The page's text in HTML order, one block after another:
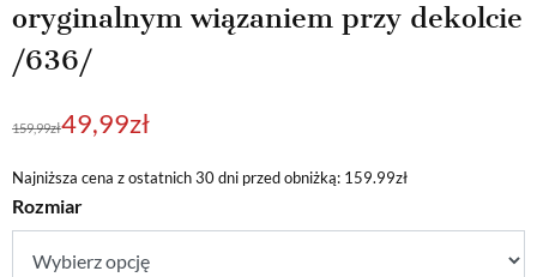
oryginalnym wiązaniem przy dekolcie
/636/
159,99zł
Pierwotna
wynosiła:
159,99zł.
49,99zł
Aktualna
wynosi:
49,99zł.
Najniższa cena z ostatnich 30 dni przed obniżką: 159.99zł
Rozmiar